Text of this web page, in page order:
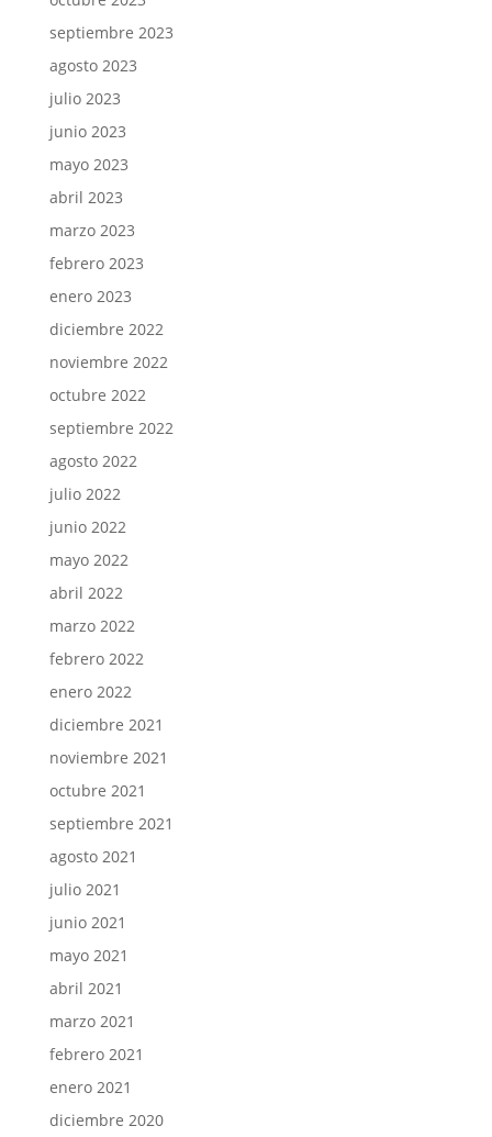
septiembre 2023
agosto 2023
julio 2023
junio 2023
mayo 2023
abril 2023
marzo 2023
febrero 2023
enero 2023
diciembre 2022
noviembre 2022
octubre 2022
septiembre 2022
agosto 2022
julio 2022
junio 2022
mayo 2022
abril 2022
marzo 2022
febrero 2022
enero 2022
diciembre 2021
noviembre 2021
octubre 2021
septiembre 2021
agosto 2021
julio 2021
junio 2021
mayo 2021
abril 2021
marzo 2021
febrero 2021
enero 2021
diciembre 2020